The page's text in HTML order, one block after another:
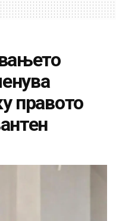
правото